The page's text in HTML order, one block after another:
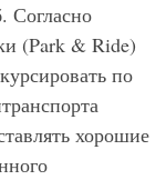
Согласно
(Park & ​​Ride)
по
хорошие